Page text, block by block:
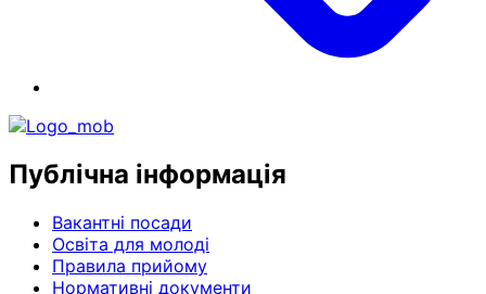
Публічна інформація
Вакантні посади
Освіта для молоді
Правила прийому
Нормативні документи